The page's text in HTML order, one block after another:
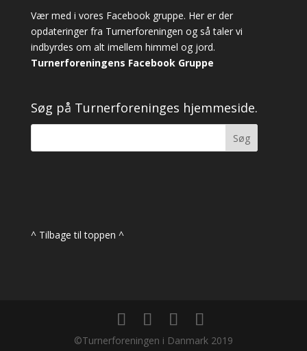
Vær med i vores Facebook gruppe. Her er der
opdateringer fra Turnerforeningen og så taler vi
indbyrdes om alt imellem himmel og jord.
Turnerforeningens Facebook Gruppe
Søg på Turnerforeninges hjemmeside.
^ Tilbage til toppen ^
©Turnerforeningen i Danmark 2019